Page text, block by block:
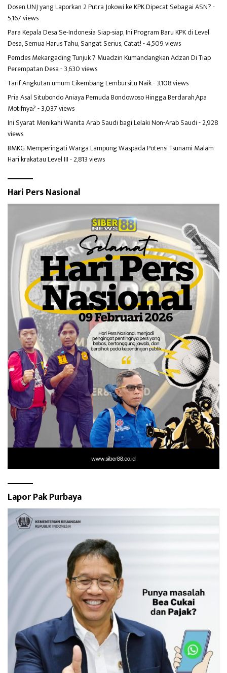
Dosen UNJ yang Laporkan 2 Putra Jokowi ke KPK Dipecat Sebagai ASN?-
5,167 views
Para Kepala Desa Se-Indonesia Siap-siap, Ini Program Baru KPK di Level
Desa, Semua Harus Tahu, Sangat Serius, Catat!- 4,509 views
Pemdes Mekargading Tunjuk 7 Muadzin Kumandangkan Adzan Di Tiap
Perempatan Desa- 3,630 views
Tarif Angkutan umum Cikembang Lembursitu Naik- 3,108 views
Pria Asal Situbondo Aniaya Pemuda Bondowoso Hingga Berdarah,Apa
Motifnya?- 3,037 views
Ini Syarat Menikahi Wanita Arab Saudi bagi Lelaki Non-Arab Saudi- 2,928
views
BMKG Memperingati Warga Lampung Waspada Potensi Tsunami Malam
Hari krakatau Level III- 2,813 views
Hari Pers Nasional
Lapor Pak Purbaya